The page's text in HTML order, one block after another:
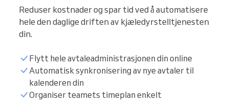
Reduser kostnader og spar tid ved å automatisere
hele den daglige driften av kjæledyrstelltjenesten
din.
Flytt hele avtaleadministrasjonen din online
Automatisk synkronisering av nye avtaler til
kalenderen din
Organiser teamets timeplan enkelt